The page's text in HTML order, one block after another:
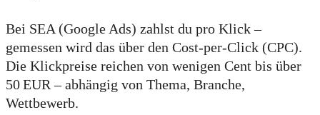
Bei SEA (Google Ads) zahlst du pro Klick –
gemessen wird das über den Cost-per-Click (CPC).
Die Klickpreise reichen von wenigen Cent bis über
50 EUR – abhängig von Thema, Branche,
Wettbewerb.